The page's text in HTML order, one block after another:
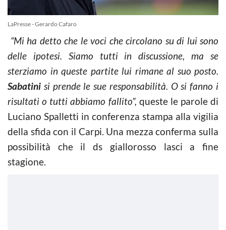
LaPresse - Gerardo Cafaro
“Mi ha detto che le voci che circolano su di lui sono
delle ipotesi. Siamo tutti in discussione, ma se
sterziamo in queste partite lui rimane al suo posto.
Sabatini si prende le sue responsabilità. O si fanno i
risultati o tutti abbiamo fallito”, queste le parole di
Luciano Spalletti in conferenza stampa alla vigilia
della sfida con il Carpi. Una mezza conferma sulla
possibilità che il ds giallorosso lasci a fine
stagione.